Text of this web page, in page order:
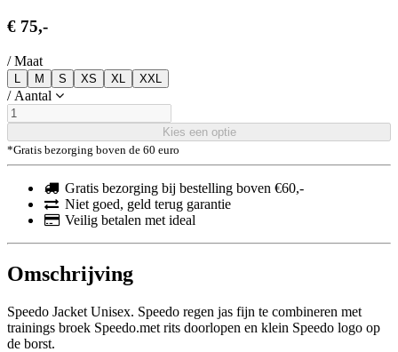
€ 75,-
/Maat
L M S XS XL XXL
/ Aantal
Kies een optie
*Gratis bezorging boven de 60 euro
Gratis bezorging bij bestelling boven €60,-
Niet goed, geld terug garantie
Veilig betalen met ideal
Omschrijving
Speedo Jacket Unisex. Speedo regen jas fijn te combineren met
trainings broek Speedo.met rits doorlopen en klein Speedo logo op
de borst.